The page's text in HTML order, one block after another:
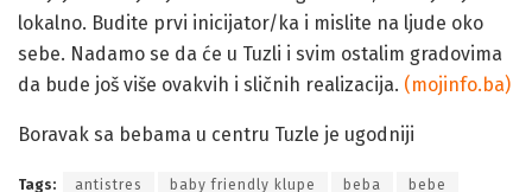
lokalno. Budite prvi inicijator/ka i mislite na ljude oko
sebe. Nadamo se da će u Tuzli i svim ostalim gradovima
da bude još više ovakvih i sličnih realizacija. (mojinfo.ba)
Boravak sa bebama u centru Tuzle je ugodniji
Tags: antistres baby friendly klupe beba bebe